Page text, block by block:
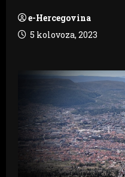
e-Hercegovina
5 kolovoza, 2023